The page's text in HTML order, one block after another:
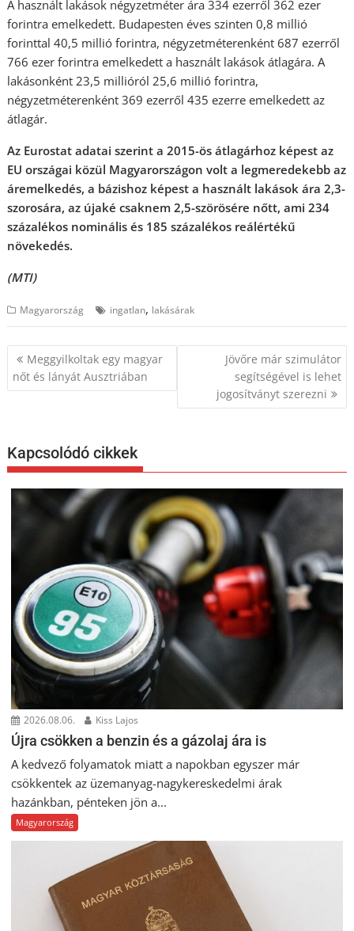
A használt lakások négyzetméter ára 334 ezerről 362 ezer
forintra emelkedett. Budapesten éves szinten 0,8 millió
forinttal 40,5 millió forintra, négyzetméterenként 687 ezerről
766 ezer forintra emelkedett a használt lakások átlagára. A
lakásonként 23,5 millióról 25,6 millió forintra,
négyzetméterenként 369 ezerről 435 ezerre emelkedett az
átlagár.
Az Eurostat adatai szerint a 2015-ös átlagárhoz képest az
EU országai közül Magyarországon volt a legmeredekebb az
áremelkedés, a bázishoz képest a használt lakások ára 2,3-
szorosára, az újaké csaknem 2,5-szörösére nőtt, ami 234
százalékos nominális és 185 százalékos reálértékű
növekedés.
(MTI)
Magyarország ingatlan, lakásárak
Bejegyzés
navigáció
Meggyilkoltak egy magyar
nőt és lányát Ausztriában
Jövőre már szimulátor
segítségével is lehet
jogosítványt szerezni
Kapcsolódó cikkek
2026.08.06. Kiss Lajos
Újra csökken a benzin és a gázolaj ára is
A kedvező folyamatok miatt a napokban egyszer már
csökkentek az üzemanyag-nagykereskedelmi árak
hazánkban, pénteken jön a...
Magyarország